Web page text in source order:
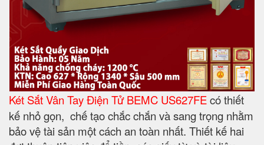
Két Sắt Vân Tay Điện Tử BEMC US627FEcó thiết
kế nhỏ gọn, chế tạo chắc chắn và sang trọng nhằm
bảo vệ tài sản một cách an toàn nhất. Thiết kế hai